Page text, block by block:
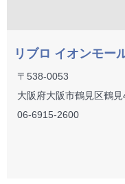
リブロ イオンモー
〒538-0053
大阪府大阪市鶴見区鶴
06-6915-2600